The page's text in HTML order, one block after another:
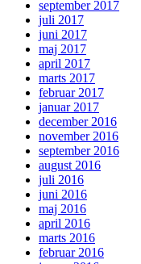
september 2017
juli 2017
juni 2017
maj 2017
april 2017
marts 2017
februar 2017
januar 2017
december 2016
november 2016
september 2016
august 2016
juli 2016
juni 2016
maj 2016
april 2016
marts 2016
februar 2016